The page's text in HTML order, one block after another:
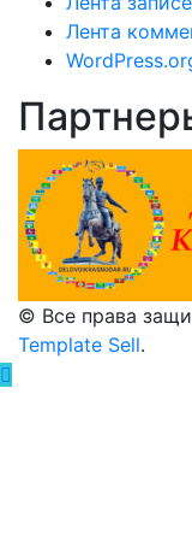
Лента
© Все права
Template Sell.